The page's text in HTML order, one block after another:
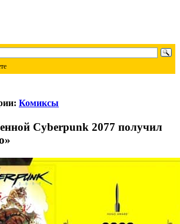
Комиксы
Cyberpunk 2077 получил